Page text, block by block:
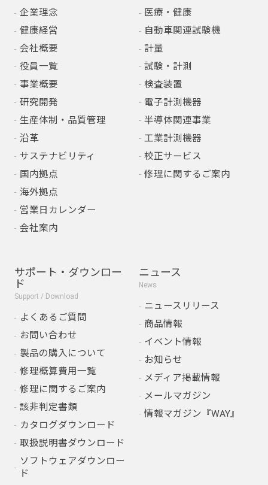
企業理念
健康経営
会社概要
役員一覧
事業概要
研究開発
生産体制・品質管理
沿革
サステナビリティ
国内拠点
海外拠点
営業日カレンダー
会社案内
医療・健康
自動車関連試験機
計量
試験・計測
検査装置
電子計測機器
半導体関連事業
工業計測機器
校正サービス
修理に関するご案内
サポート・ダウンロー
ド
Support / Download
よくあるご質問
お問い合わせ
製品の購入について
修理概算費用一覧
修理に関するご案内
該非判定書類
カタログダウンロード
取扱説明書ダウンロード
ソフトウェアダウンロー
ド
ニュース
News
ニュースリリース
商品情報
イベント情報
お知らせ
メディア掲載情報
メールマガジン
情報マガジン『WAY』